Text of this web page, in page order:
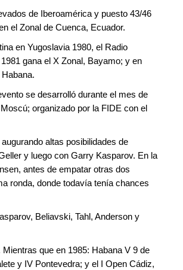
de Iberoamérica y puesto 43/46
el Zonal de Cuenca, Ecuador.
en Yugoslavia 1980, el Radio
gana el X Zonal, Bayamo; y en
se desarrolló durante el mes de
organizado por la FIDE con el
altas posibilidades de
y luego con Garry Kasparov. En la
antes de empatar otras dos
ronda, donde todavía tenía chances
Beliavski, Tahl, Anderson y
que en 1985: Habana V 9 de
y IV Pontevedra; y el I Open Cádiz,